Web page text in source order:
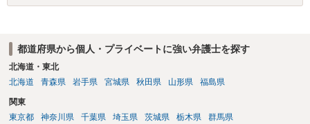
求は法律知識が不可欠ですが、それだけでは足りず、実務を踏まえた
都道府県から個人・プライベートに強い弁護士を探す
北海道・東北
北海道
青森県 岩手県 宮城県 秋田県 山形県 福島県
関東
東京都
神奈川県 千葉県 埼玉県 茨城県 栃木県 群馬県